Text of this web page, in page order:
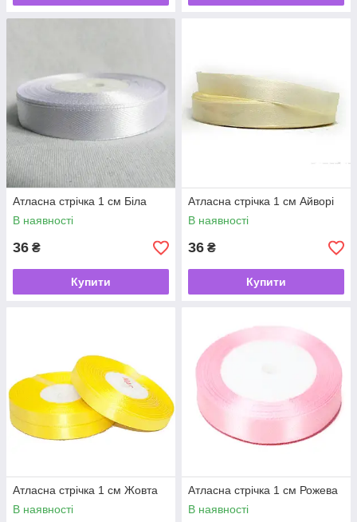
Атласна стрічка 1 см Біла
В наявності
36 ₴
Купити
Атласна стрічка 1 cм Айворі
В наявності
36 ₴
Купити
Атласна стрічка 1 см Жовта
В наявності
Атласна стрічка 1 см Рожева
В наявності